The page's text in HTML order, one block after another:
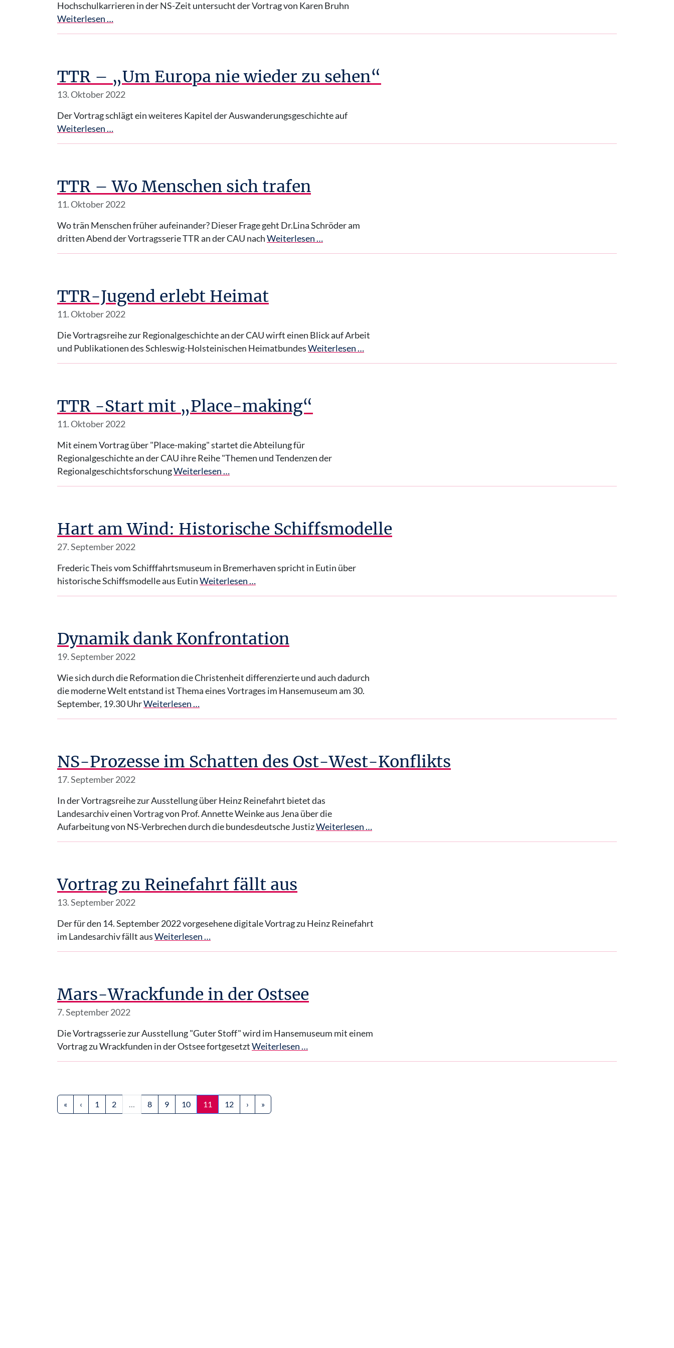
Hochschulkarrieren in der NS-Zeit untersucht der Vortrag von Karen Bruhn
Weiterlesen …
TTR – „Um Europa nie wieder zu sehen“
13. Oktober 2022
Der Vortrag schlägt ein weiteres Kapitel der Auswanderungsgeschichte auf
Weiterlesen …
TTR – Wo Menschen sich trafen
11. Oktober 2022
Wo trän Menschen früher aufeinander? Dieser Frage geht Dr.Lina Schröder am
dritten Abend der Vortragsserie TTR an der CAU nachWeiterlesen …
TTR-Jugend erlebt Heimat
11. Oktober 2022
Die Vortragsreihe zur Regionalgeschichte an der CAU wirft einen Blick auf Arbeit
und Publikationen des Schleswig-Holsteinischen HeimatbundesWeiterlesen …
TTR -Start mit „Place-making“
11. Oktober 2022
Mit einem Vortrag über "Place-making" startet die Abteilung für
Regionalgeschichte an der CAU ihre Reihe "Themen und Tendenzen der
RegionalgeschichtsforschungWeiterlesen …
Hart am Wind: Historische Schiffsmodelle
27. September 2022
Frederic Theis vom Schifffahrtsmuseum in Bremerhaven spricht in Eutin über
historische Schiffsmodelle aus EutinWeiterlesen …
Dynamik dank Konfrontation
19. September 2022
Wie sich durch die Reformation die Christenheit differenzierte und auch dadurch
die moderne Welt entstand ist Thema eines Vortrages im Hansemuseum am 30.
September, 19.30 UhrWeiterlesen …
NS-Prozesse im Schatten des Ost-West-Konflikts
17. September 2022
In der Vortragsreihe zur Ausstellung über Heinz Reinefahrt bietet das
Landesarchiv einen Vortrag von Prof. Annette Weinke aus Jena über die
Aufarbeitung von NS-Verbrechen durch die bundesdeutsche JustizWeiterlesen …
Vortrag zu Reinefahrt fällt aus
13. September 2022
Der für den 14. September 2022 vorgesehene digitale Vortrag zu Heinz Reinefahrt
im Landesarchiv fällt ausWeiterlesen …
Mars-Wrackfunde in der Ostsee
7. September 2022
Die Vortragsserie zur Ausstellung "Guter Stoff" wird im Hansemuseum mit einem
Vortrag zu Wrackfunden in der Ostsee fortgesetztWeiterlesen …
« ‹ 1 2 … (current)
8 9 10 11 (current)
12 › »